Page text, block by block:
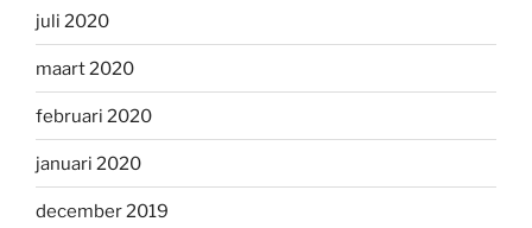
juli 2020
maart 2020
februari 2020
januari 2020
december 2019